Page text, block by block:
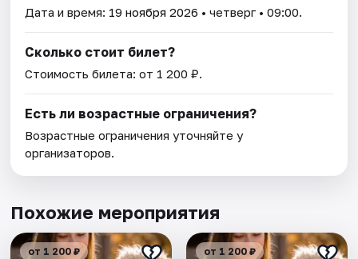
Дата и время: 19 ноября 2026 • четверг • 09:00.
Сколько стоит билет?
Стоимость билета: от 1 200 ₽.
Есть ли возрастные ограничения?
Возрастные ограничения уточняйте у
организаторов.
Похожие мероприятия
от 1 200 ₽ от 1 200 ₽